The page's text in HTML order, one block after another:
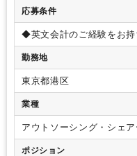
応募条件
◆英文会計のご経験をお持
所での税務実務経験
勤務地
東京都港区
業種
アウトソーシング・シェ
ドサービス）
ポジション